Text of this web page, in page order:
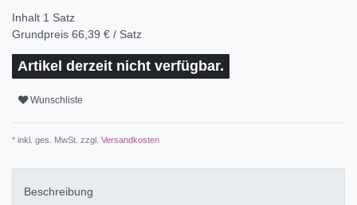
Inhalt 1 Satz
Grundpreis 66,39 € / Satz
Artikel derzeit nicht verfügbar.
Wunschliste
* inkl. ges. MwSt. zzgl. Versandkosten
Beschreibung